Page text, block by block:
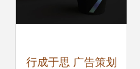
行成于思 广告策划